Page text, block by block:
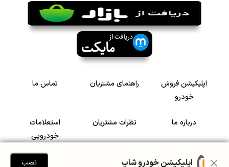
اپلیکیشن فروش
خودرو
راهنمای مشتریان تماس ما
درباره ما نظرات مشتریان
استعلامات
خودرویی
سرمایه گذاری در رضایت مشتریاناپلیکیشن خودرو شاپ نصب